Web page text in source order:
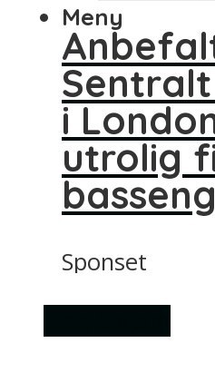
Meny
i
utrolig
Sponset